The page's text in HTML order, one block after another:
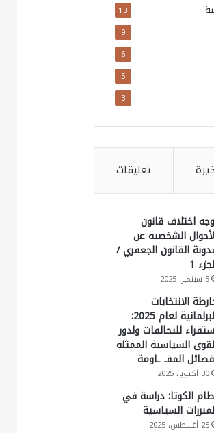
13
9
6
5
3
تعليقات
اختلاف قانون
الشخصية عن
القانون الجعفري /
1
5 سبتمبر، 2025
الانتخابات
البرلمانية لعام 2025:
للتحالفات ولدور
السياسية الممثلة
المقـ ـاومة
30 أكتوبر، 2025
الكوتا: دراسة في
السياسية
25 أغسطس، 2025